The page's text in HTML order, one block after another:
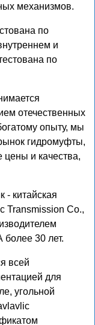
механизмов.
по
и
по
отечественных
опыту, мы
гидромуфты,
и качества,
- китайская
Transmission Co.,
30 лет.
всей
для
угольной